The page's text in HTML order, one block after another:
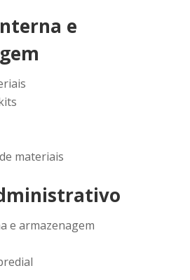
e
materiais
e armazenagem